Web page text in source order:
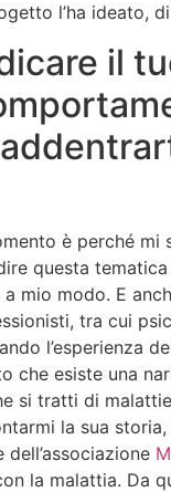
l’ha ideato,
il
è perché mi
questa
mio modo. E
tra cui
l’esperienza
che esiste una
si tratti di
la sua
la malattia. Da